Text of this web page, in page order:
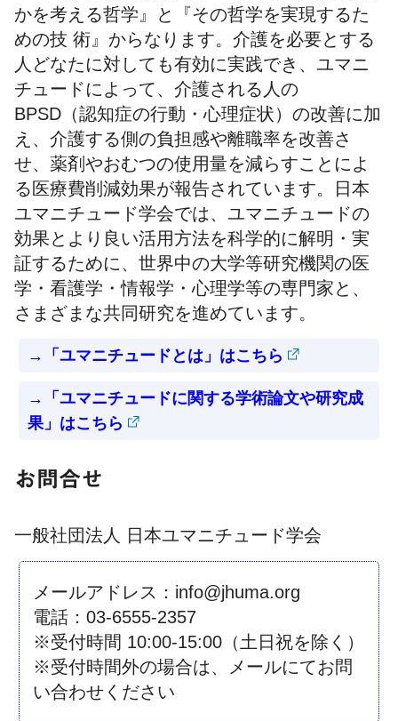
かを考える哲学』と『その哲学を実現するた
めの技 術』からなります。介護を必要とする
⼈どなたに対しても有効に実践でき、ユマニ
チュードによって、介護される⼈の
BPSD（認知症の⾏動・⼼理症状）の改善に加
え、介護する側の負担感や離職率を改善さ
せ、薬剤やおむつの使⽤量を減らすことによ
る医療費削減効果が報告されています。⽇本
ユマニチュード学会では、ユマニチュードの
効果とより良い活⽤⽅法を科学的に解明・実
証するために、世界中の⼤学等研究機関の医
学・看護学・情報学・⼼理学等の専⾨家と、
さまざまな共同研究を進めています。
→「ユマニチュードとは」はこちら
→「ユマニチュードに関する学術論文や研究成
果」はこちら
お問合せ
⼀般社団法⼈ ⽇本ユマニチュード学会
メールアドレス：info@jhuma.org
電話：03-6555-2357
※受付時間 10:00-15:00（⼟⽇祝を除く）
※受付時間外の場合は、メールにてお問
い合わせください